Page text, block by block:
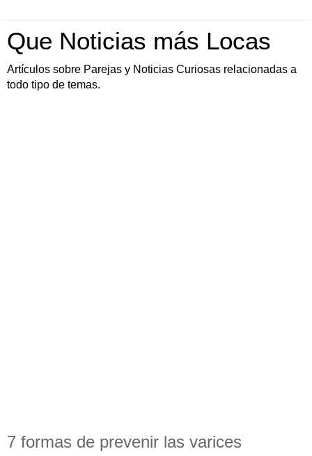
Que Noticias más Locas
Artículos sobre Parejas y Noticias Curiosas relacionadas a
todo tipo de temas.
7 formas de prevenir las varices